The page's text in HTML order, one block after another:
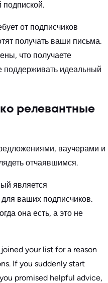
подпиской.
от подписчиков
получать ваши письма.
что получаете
поддерживать идеальный
релевантные
ваучерами и
отчаявшимся.
является
ваших подписчиков.
она есть, а это не
your list for a reason
If you suddenly start
promised helpful advice,